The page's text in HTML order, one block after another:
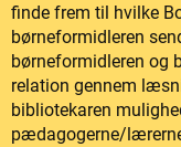
finde frem til hvilke
børneformidleren
børneformidleren og
relation gennem
bibliotekaren
pædagogerne/